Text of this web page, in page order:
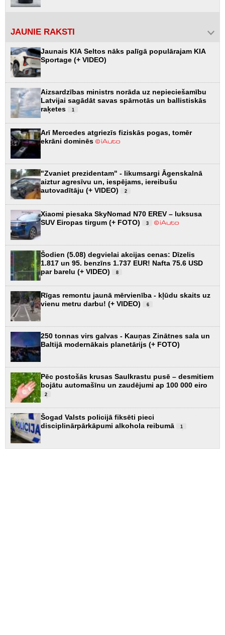
JAUNIE RAKSTI
Jaunais KIA Seltos nāks palīgā populārajam KIA
Sportage (+ VIDEO)
Aizsardzības ministrs norāda uz nepieciešamību
Latvijai sagādāt savas spārnotās un ballistiskās
raķetes
1
Arī Mercedes atgriezīs fiziskās pogas, tomēr
ekrāni dominēs
"Zvaniet prezidentam" - likumsargi Āgenskalnā
aiztur agresīvu un, iespējams, iereibušu
autovadītāju (+ VIDEO)
2
Xiaomi piesaka SkyNomad N70 EREV – luksusa
SUV Eiropas tirgum (+ FOTO)
3
Šodien (5.08) degvielai akcijas cenas: Dīzelis
1.817 un 95. benzīns 1.737 EUR! Nafta 75.6 USD
par barelu (+ VIDEO)
8
Rīgas remontu jaunā mērvienība - kļūdu skaits uz
vienu metru darbu! (+ VIDEO)
6
250 tonnas virs galvas - Kauņas Zinātnes sala un
Baltijā modernākais planetārijs (+ FOTO)
Pēc postošās krusas Saulkrastu pusē – desmitiem
bojātu automašīnu un zaudējumi ap 100 000 eiro
2
Šogad Valsts policijā fiksēti pieci
disciplinārpārkāpumi alkohola reibumā
1